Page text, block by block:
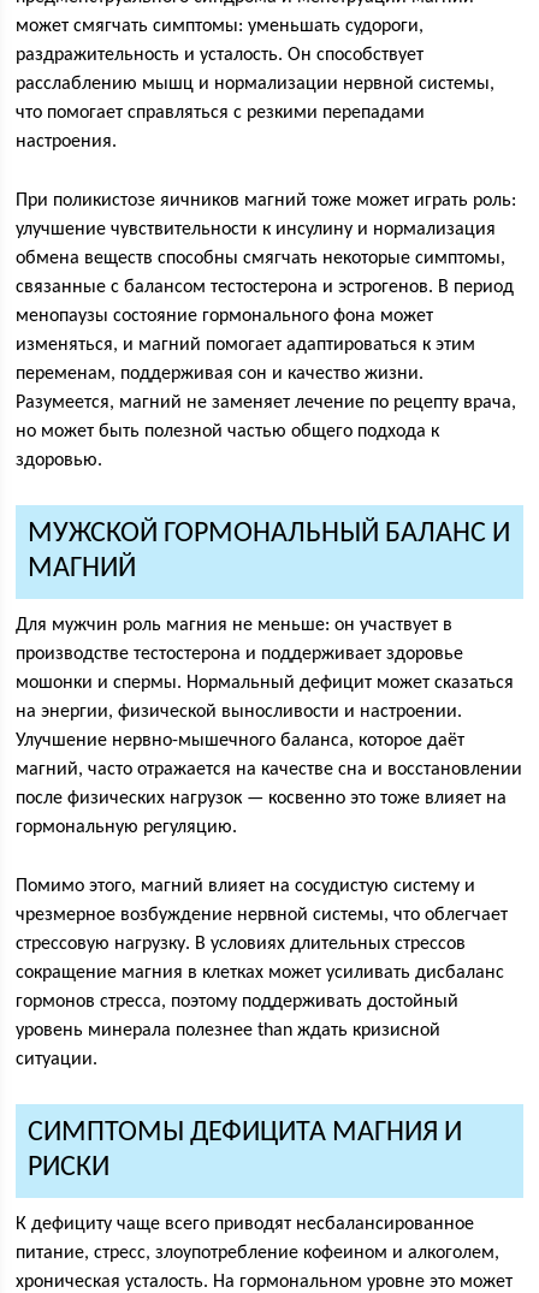
может смягчать симптомы: уменьшать судороги,
раздражительность и усталость. Он способствует
расслаблению мышц и нормализации нервной системы,
что помогает справляться с резкими перепадами
настроения.
При поликистозе яичников магний тоже может играть роль:
улучшение чувствительности к инсулину и нормализация
обмена веществ способны смягчать некоторые симптомы,
связанные с балансом тестостерона и эстрогенов. В период
менопаузы состояние гормонального фона может
изменяться, и магний помогает адаптироваться к этим
переменам, поддерживая сон и качество жизни.
Разумеется, магний не заменяет лечeние по рецепту врача,
но может быть полезной частью общего подхода к
здоровью.
МУЖСКОЙ ГОРМОНАЛЬНЫЙ БАЛАНС И
МАГНИЙ
Для мужчин роль магния не меньше: он участвует в
производстве тестостерона и поддерживает здоровье
мошонки и спермы. Нормальный дефицит может сказаться
на энергии, физической выносливости и настроении.
Улучшение нервно-мышечного баланса, которое даёт
магний, часто отражается на качестве сна и восстановлении
после физических нагрузок — косвенно это тоже влияет на
гормональную регуляцию.
Помимо этого, магний влияет на сосудистую систему и
чрезмерное возбуждение нервной системы, что облегчает
стрессовую нагрузку. В условиях длительных стрессов
сокращение магния в клетках может усиливать дисбаланс
гормонов стресса, поэтому поддерживать достойный
уровень минерала полезнее than ждать кризисной
ситуации.
СИМПТОМЫ ДЕФИЦИТА МАГНИЯ И
РИСКИ
К дефициту чаще всего приводят несбалансированное
питание, стресс, злоупотребление кофеином и алкоголем,
хроническая усталость. На гормональном уровне это может